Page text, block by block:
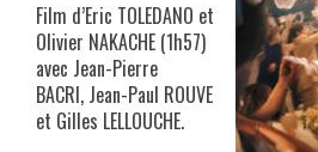
Film d’Eric TOLEDANO et
Olivier NAKACHE (1h57)
avec Jean-Pierre
BACRI, Jean-Paul ROUVE
et Gilles LELLOUCHE.